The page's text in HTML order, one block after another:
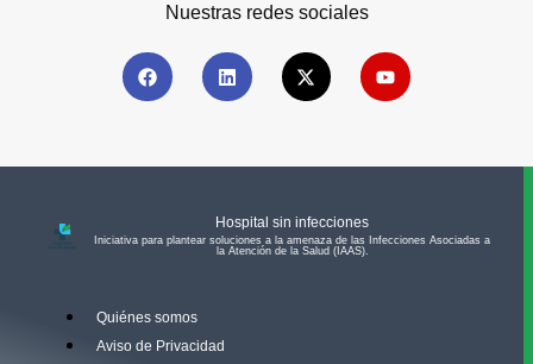
Nuestras redes sociales
Hospital sin infecciones
Iniciativa para plantear soluciones a la amenaza de las Infecciones Asociadas a
la Atención de la Salud (IAAS).​
Quiénes somos
Aviso de Privacidad